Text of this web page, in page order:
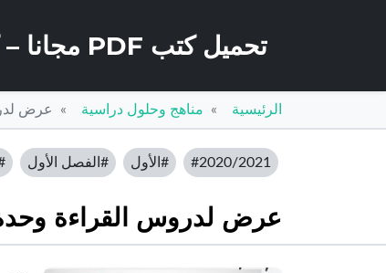
تحميل كتب PDF مجانا – كتب كو
الرئيسية مناهج وحلول دراسية عرض
#2020/2021 #الأول #الفصل الأول
عرض لدروس القراءة وحدة